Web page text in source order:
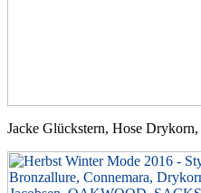
Jacke Glückstern, Hose